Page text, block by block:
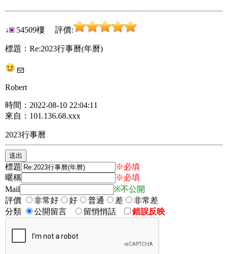
↓ 54509樓 評價:
標題：Re:2023行事曆(年曆)
Robert
時間：2022-08-10 22:04:11
來自：101.136.68.xxx
2023行事曆
標題
※必填
暱稱
※必填
Mail
※不公開
評價
非常好 好 普通 差
非常差
分類
公開留言 留悄悄話 錯誤反映